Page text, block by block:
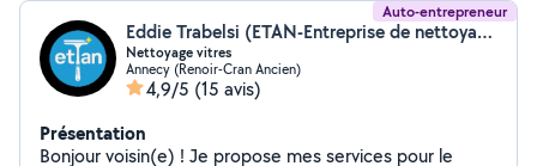
Auto-entrepreneur
Eddie Trabelsi (ETAN-Entreprise de nettoyage)
Nettoyage vitres
Annecy (Renoir-Cran Ancien)
4,9/5 (15 avis)
Présentation
Bonjour voisin(e) ! Je propose mes services pour le